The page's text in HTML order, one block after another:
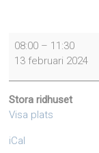
Ridskoleverksamhet
08:00 – 11:30
13 februari 2024
Stora ridhuset
Visa plats
iCal